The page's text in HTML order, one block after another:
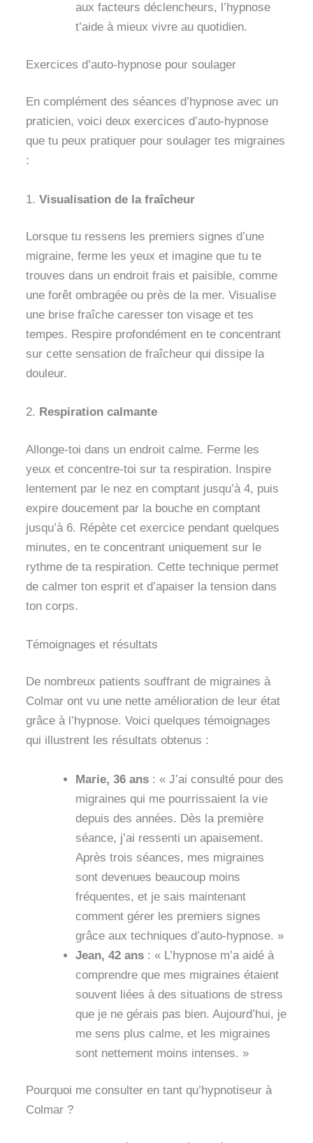
aux facteurs déclencheurs, l’hypnose
t’aide à mieux vivre au quotidien.
Exercices d’auto-hypnose pour soulager
En complément des séances d’hypnose avec un
praticien, voici deux exercices d’auto-hypnose
que tu peux pratiquer pour soulager tes migraines
:
1. Visualisation de la fraîcheur
Lorsque tu ressens les premiers signes d’une
migraine, ferme les yeux et imagine que tu te
trouves dans un endroit frais et paisible, comme
une forêt ombragée ou près de la mer. Visualise
une brise fraîche caresser ton visage et tes
tempes. Respire profondément en te concentrant
sur cette sensation de fraîcheur qui dissipe la
douleur.
2. Respiration calmante
Allonge-toi dans un endroit calme. Ferme les
yeux et concentre-toi sur ta respiration. Inspire
lentement par le nez en comptant jusqu’à 4, puis
expire doucement par la bouche en comptant
jusqu’à 6. Répète cet exercice pendant quelques
minutes, en te concentrant uniquement sur le
rythme de ta respiration. Cette technique permet
de calmer ton esprit et d’apaiser la tension dans
ton corps.
Témoignages et résultats
De nombreux patients souffrant de migraines à
Colmar ont vu une nette amélioration de leur état
grâce à l’hypnose. Voici quelques témoignages
qui illustrent les résultats obtenus :
Marie, 36 ans : « J’ai consulté pour des
migraines qui me pourrissaient la vie
depuis des années. Dès la première
séance, j’ai ressenti un apaisement.
Après trois séances, mes migraines
sont devenues beaucoup moins
fréquentes, et je sais maintenant
comment gérer les premiers signes
grâce aux techniques d’auto-hypnose. »
Jean, 42 ans : « L’hypnose m’a aidé à
comprendre que mes migraines étaient
souvent liées à des situations de stress
que je ne gérais pas bien. Aujourd’hui, je
me sens plus calme, et les migraines
sont nettement moins intenses. »
Pourquoi me consulter en tant qu’hypnotiseur à
Colmar ?